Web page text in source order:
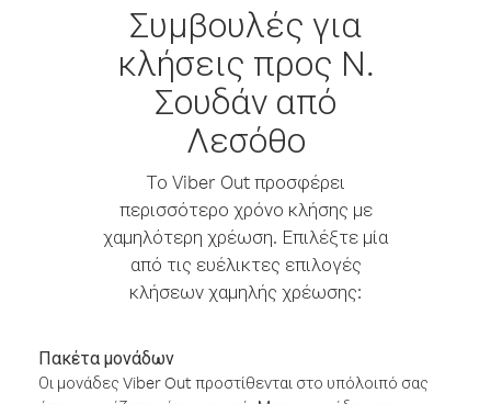
Συμβουλές για
κλήσεις προς Ν.
Σουδάν από
Λεσόθο
Το Viber Out προσφέρει
περισσότερο χρόνο κλήσης με
χαμηλότερη χρέωση. Επιλέξτε μία
από τις ευέλικτες επιλογές
κλήσεων χαμηλής χρέωσης:
Πακέτα μονάδων
Οι μονάδες Viber Out προστίθενται στο υπόλοιπό σας